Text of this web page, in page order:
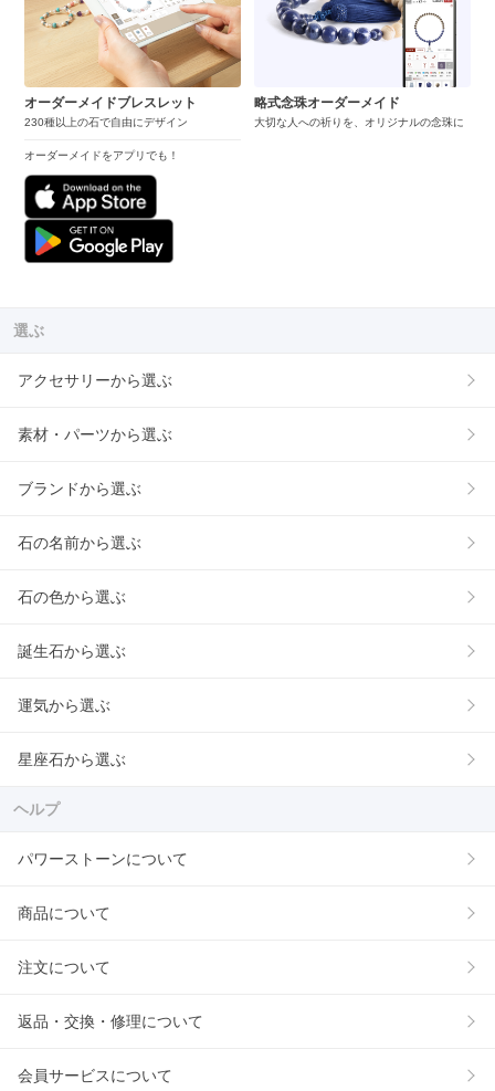
オーダーメイドブレスレット
230種以上の石で自由にデザイン
オーダーメイドをアプリでも！
略式念珠オーダーメイド
大切な人への祈りを、オリジナルの念珠に
選ぶ
アクセサリーから選ぶ
素材・パーツから選ぶ
ブランドから選ぶ
石の名前から選ぶ
石の色から選ぶ
誕生石から選ぶ
運気から選ぶ
星座石から選ぶ
ヘルプ
パワーストーンについて
商品について
注文について
返品・交換・修理について
会員サービスについて